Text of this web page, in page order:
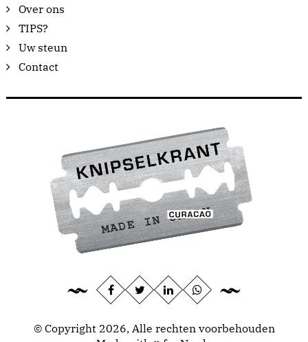
Over ons
TIPS?
Uw steun
Contact
© Copyright 2026, Alle rechten voorbehouden